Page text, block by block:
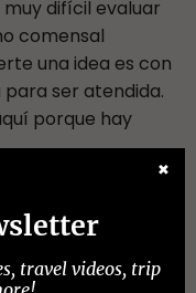
difícil evaluar
comensal
una idea es con
ser atendida.
porque hay
✖
travel videos, trip